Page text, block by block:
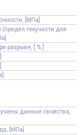
[МПа]
текучести для
разрыве, [ % ]
данные свойства,
[МПа]